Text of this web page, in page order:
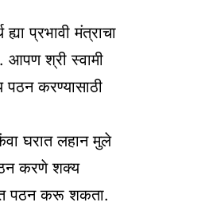
प्रभावी मंत्राचा
आपण श्री स्वामी
करण्यासाठी
घरात लहान मुले
करणे शक्य
पठन करू शकता.